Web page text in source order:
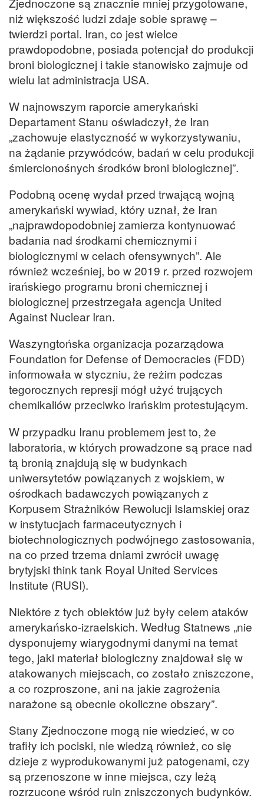
niż większość ludzi zdaje sobie sprawę –
twierdzi portal. Iran, co jest wielce
prawdopodobne, posiada potencjał do produkcji
broni biologicznej i takie stanowisko zajmuje od
wielu lat administracja USA.
W najnowszym raporcie amerykański
Departament Stanu oświadczył, że Iran
„zachowuje elastyczność w wykorzystywaniu,
na żądanie przywódców, badań w celu produkcji
śmiercionośnych środków broni biologicznej”.
Podobną ocenę wydał przed trwającą wojną
amerykański wywiad, który uznał, że Iran
„najprawdopodobniej zamierza kontynuować
badania nad środkami chemicznymi i
biologicznymi w celach ofensywnych”. Ale
również wcześniej, bo w 2019 r. przed rozwojem
irańskiego programu broni chemicznej i
biologicznej przestrzegała agencja United
Against Nuclear Iran.
Waszyngtońska organizacja pozarządowa
Foundation for Defense of Democracies (FDD)
informowała w styczniu, że reżim podczas
tegorocznych represji mógł użyć trujących
chemikaliów przeciwko irańskim protestującym.
W przypadku Iranu problemem jest to, że
laboratoria, w których prowadzone są prace nad
tą bronią znajdują się w budynkach
uniwersytetów powiązanych z wojskiem, w
ośrodkach badawczych powiązanych z
Korpusem Strażników Rewolucji Islamskiej oraz
w instytucjach farmaceutycznych i
biotechnologicznych podwójnego zastosowania,
na co przed trzema dniami zwrócił uwagę
brytyjski think tank Royal United Services
Institute (RUSI).
Niektóre z tych obiektów już były celem ataków
amerykańsko-izraelskich. Według Statnews „nie
dysponujemy wiarygodnymi danymi na temat
tego, jaki materiał biologiczny znajdował się w
atakowanych miejscach, co zostało zniszczone,
a co rozproszone, ani na jakie zagrożenia
narażone są obecnie okoliczne obszary”.
Stany Zjednoczone mogą nie wiedzieć, w co
trafiły ich pociski, nie wiedzą również, co się
dzieje z wyprodukowanymi już patogenami, czy
są przenoszone w inne miejsca, czy leżą
rozrzucone wśród ruin zniszczonych budynków.